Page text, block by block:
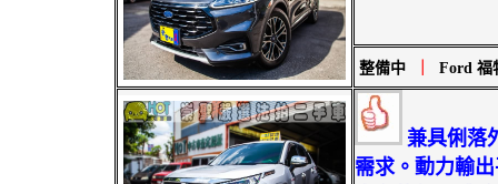
整備中 Ford
兼具俐落
需求。動力輸